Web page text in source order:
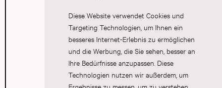
Diese Website verwendet Cookies und
Targeting Technologien, um Ihnen ein
besseres Internet-Erlebnis zu ermöglichen
und die Werbung, die Sie sehen, besser an
Ihre Bedürfnisse anzupassen. Diese
Technologien nutzen wir außerdem, um